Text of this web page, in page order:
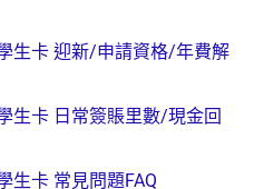
生卡 迎新/申請資格/年費解
生卡 日常簽賬里數/現金回
生卡 常見問題FAQ